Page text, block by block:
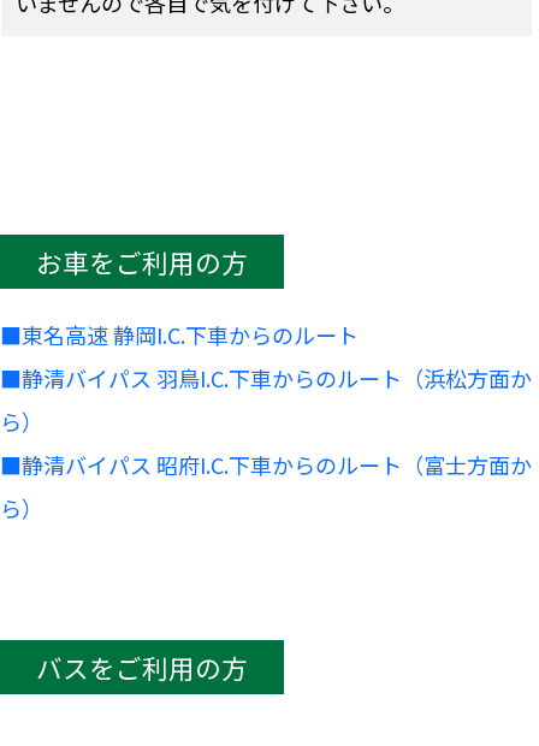
お車をご利用の方
■東名高速 静岡I.C.下車からのルート
■静清バイパス 羽鳥I.C.下車からのルート（浜松方面か
ら）
■静清バイパス 昭府I.C.下車からのルート（富士方面か
ら）
バスをご利用の方